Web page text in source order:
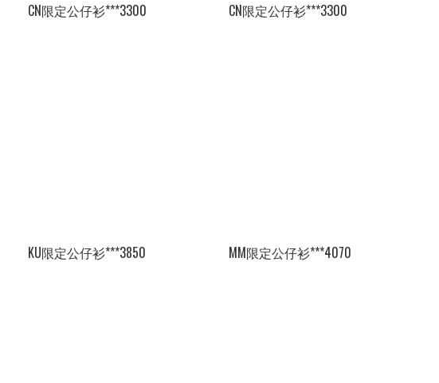
CN限定公仔衫***3300 CN限定公仔衫***3300
KU限定公仔衫***3850 MM限定公仔衫***4070